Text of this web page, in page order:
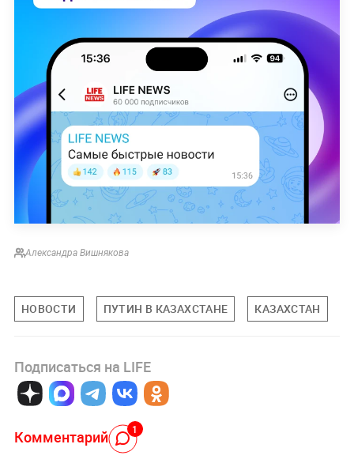
Александра Вишнякова
НОВОСТИ ПУТИН В КАЗАХСТАНЕ КАЗАХСТАН
Подписаться на LIFE
Комментарий 1